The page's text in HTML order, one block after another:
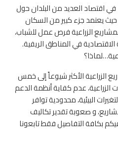
في اقتصاد العديد من البلدان حول
حيث يعتمد جزء كبير من السكان
الزراعية فرص عمل للشباب،
الاقتصادية في المناطق الريفية.
الأكثر شيوعاً إلى خمس
عدم كفاية أنظمة الدعم
البيئية، محدودية توافر
و صعوبة تقدير تكاليف
بكافة التفاصيل فقط تابعونا